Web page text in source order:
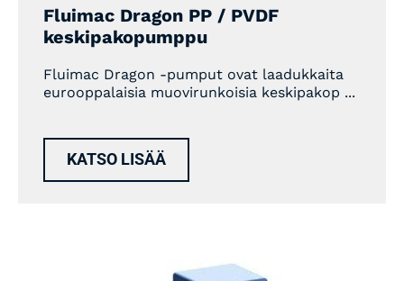
Fluimac Dragon PP / PVDF
keskipakopumppu
Fluimac Dragon -pumput ovat laadukkaita
eurooppalaisia muovirunkoisia keskipakop ...
KATSO LISÄÄ